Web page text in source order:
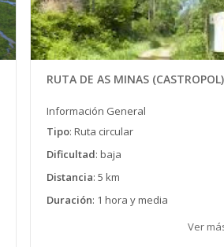
RUTA DE AS MINAS (CASTROPOL)
Información General
Tipo: Ruta circular
Dificultad: baja
Distancia: 5 km
Duración: 1 hora y media
Ver